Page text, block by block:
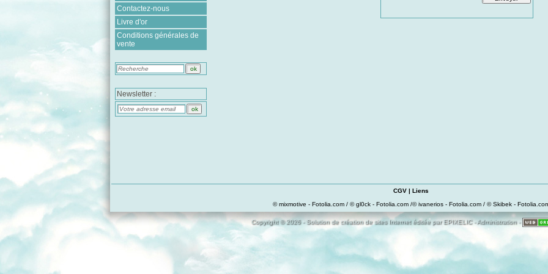
Contactez-nous
Livre d'or
Conditions générales de
vente
Newsletter :
CGV | Liens
© mixmotive - Fotolia.com / © gl0ck - Fotolia.com /© ivanerios - Fotolia.com / © Skibek -
Copyright © 2026 - Solution de création de sites Internet éditée par EPIXELIC- Administration-